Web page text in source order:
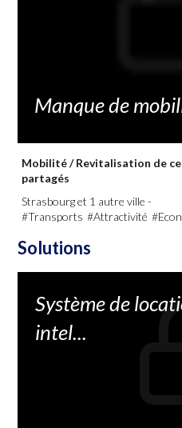
Manque de
Mobilité/ Revitalisation de
partagés
Strasbourg et 1 autre ville -
#Transports #Attractivité
Solutions
Système de
intel...